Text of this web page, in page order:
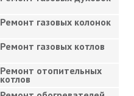
Ремонт газовых колонок
Ремонт газовых котлов
Ремонт отопительных
котлов